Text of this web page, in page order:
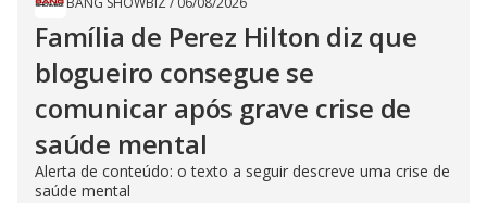
Família de Perez Hilton diz que
blogueiro consegue se
comunicar após grave crise de
saúde mental
Alerta de conteúdo: o texto a seguir descreve uma crise de
saúde mental